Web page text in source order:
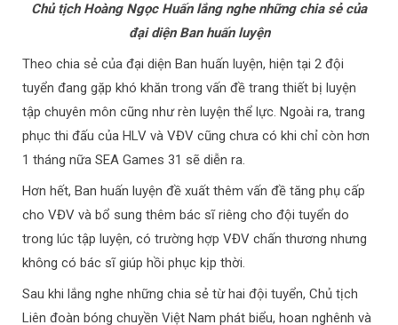
Chủ tịch Hoàng Ngọc Huấn lắng nghe những chia sẻ của
đại diện Ban huấn luyện
Theo chia sẻ của đại diện Ban huấn luyện, hiện tại 2 đội
tuyển đang gặp khó khăn trong vấn đề trang thiết bị luyện
tập chuyên môn cũng như rèn luyện thể lực. Ngoài ra, trang
phục thi đấu của HLV và VĐV cũng chưa có khi chỉ còn hơn
1 tháng nữa SEA Games 31 sẽ diễn ra.
Hơn hết, Ban huấn luyện đề xuất thêm vấn đề tăng phụ cấp
cho VĐV và bổ sung thêm bác sĩ riêng cho đội tuyển do
trong lúc tập luyện, có trường hợp VĐV chấn thương nhưng
không có bác sĩ giúp hồi phục kịp thời.
Sau khi lắng nghe những chia sẻ từ hai đội tuyển, Chủ tịch
Liên đoàn bóng chuyền Việt Nam phát biểu, hoan nghênh và